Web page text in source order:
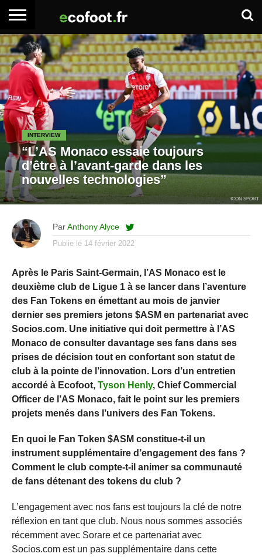
ACCUEIL
ARTICLES
PREMIUM
ADHÉSION
PREMIUM
SE
CONNECTER
EMPLOI
BOITE
À
OUTILS
INTERVIEW
“L’AS Monaco essaie toujours
d’être à l’avant-garde dans les
nouvelles technologies”
ICON SPORT
Par Anthony Alyce
Publie le 14 février 2022
Après le Paris Saint-Germain, l’AS Monaco est le
deuxième club de Ligue 1 à se lancer dans l’aventure
des Fan Tokens en émettant au mois de janvier
dernier ses premiers jetons $ASM en partenariat avec
Socios.com. Une initiative qui doit permettre à l’AS
Monaco de consulter davantage ses fans dans ses
prises de décision tout en confortant son statut de
club à la pointe de l’innovation. Lors d’un entretien
accordé à Ecofoot, Tyson Henly, Chief Commercial
Officer de l’AS Monaco, fait le point sur les premiers
projets menés dans l’univers des Fan Tokens.
En quoi le Fan Token $ASM constitue-t-il un
instrument supplémentaire d’engagement des fans ?
Comment le club compte-t-il animer sa communauté
de fans détenant des tokens du club ?
L’engagement avec nos fans est toujours la clé de notre
réflexion en tant que club. Nous nous sommes associés
récemment avec Sorare et ce partenariat avec
Socios.com est un pas supplémentaire dans cette